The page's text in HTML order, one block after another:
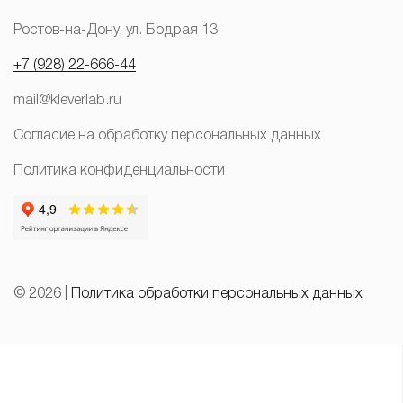
Ростов-на-Дону, ул. Бодрая 13
+7 (928) 22-666-44
mail@kleverlab.ru
Согласие на обработку персональных данных
Политика конфиденциальности
© 2026 | Политика обработки персональных данных